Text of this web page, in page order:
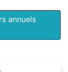
annuels